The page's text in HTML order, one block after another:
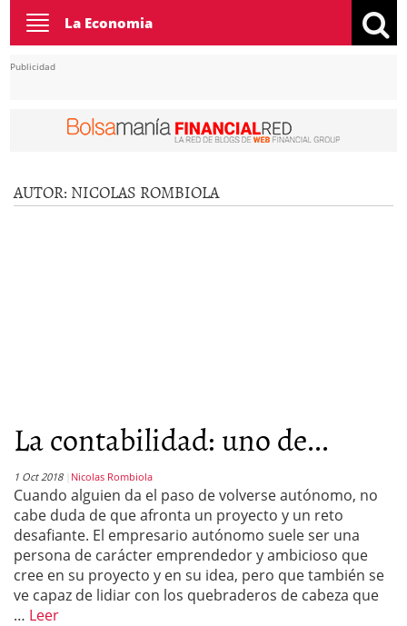
Toggle
navigation
La Economia
Publicidad
AUTOR: NICOLAS ROMBIOLA
La contabilidad: uno de...
1 Oct 2018 Nicolas Rombiola
Cuando alguien da el paso de volverse autónomo, no
cabe duda de que afronta un proyecto y un reto
desafiante. El empresario autónomo suele ser una
persona de carácter emprendedor y ambicioso que
cree en su proyecto y en su idea, pero que también se
ve capaz de lidiar con los quebraderos de cabeza que
… Leer